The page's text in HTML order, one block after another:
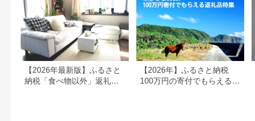
【2026年最新版】ふるさと
納税「食べ物以外」返礼品
【2026年】ふるさと納税
100万円の寄付でもらえるお